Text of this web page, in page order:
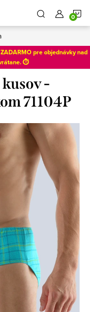
pre objednávky nad
⏱️
-
71104P